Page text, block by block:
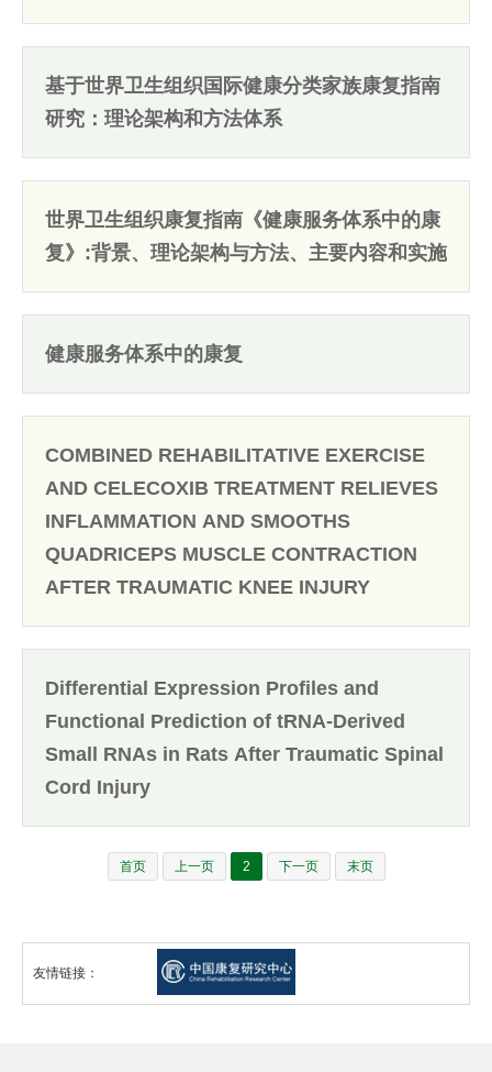
基于世界卫生组织国际健康分类家族康复指南
研究：理论架构和方法体系
世界卫生组织康复指南《健康服务体系中的康
复》:背景、理论架构与方法、主要内容和实施
健康服务体系中的康复
COMBINED REHABILITATIVE EXERCISE
AND CELECOXIB TREATMENT RELIEVES
INFLAMMATION AND SMOOTHS
QUADRICEPS MUSCLE CONTRACTION
AFTER TRAUMATIC KNEE INJURY
Differential Expression Profiles and
Functional Prediction of tRNA-Derived
Small RNAs in Rats After Traumatic Spinal
Cord Injury
首页 上一页 2 下一页 末页
友情链接：